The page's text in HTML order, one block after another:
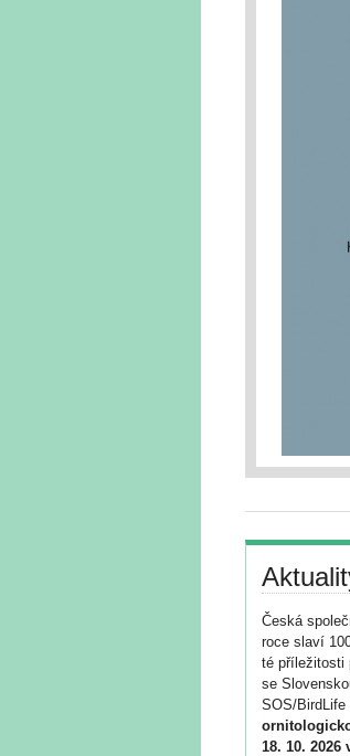
Česká
roce slaví
té příležitosti
se
SOS/BirdLife
18. 10. 2026